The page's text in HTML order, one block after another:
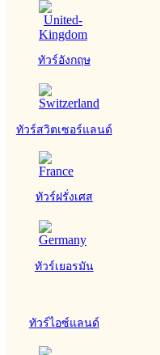
ทัวร์อังกฤษ
ทัวร์สวิตเซอร์แลนด์
ทัวร์ฝรั่งเศส
ทัวร์เยอรมัน
ทัวร์ไอซ์แลนด์